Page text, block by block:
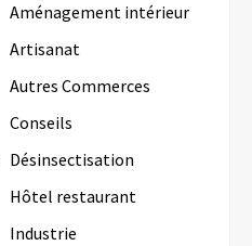
Aménagement intérieur
Artisanat
Autres Commerces
Conseils
Désinsectisation
Hôtel restaurant
Industrie